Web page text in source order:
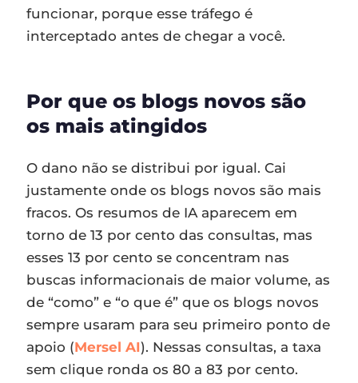
funcionar, porque esse tráfego é
interceptado antes de chegar a você.
Por que os blogs novos são
os mais atingidos
O dano não se distribui por igual. Cai
justamente onde os blogs novos são mais
fracos. Os resumos de IA aparecem em
torno de 13 por cento das consultas, mas
esses 13 por cento se concentram nas
buscas informacionais de maior volume, as
de “como” e “o que é” que os blogs novos
sempre usaram para seu primeiro ponto de
apoio (Mersel AI). Nessas consultas, a taxa
sem clique ronda os 80 a 83 por cento.